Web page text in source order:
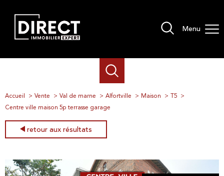
Menu
Accueil Vente Val de marne Alfortville Maison
T5
Centre ville maison 5p terrasse garage
retour aux résultats